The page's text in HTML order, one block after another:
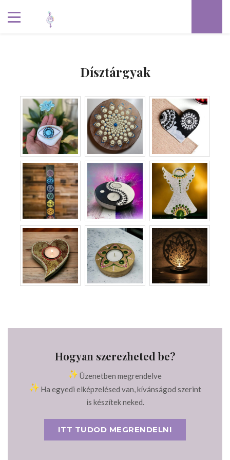
Dísztárgyak
Hogyan szerezheted be?
Üzenetben megrendelve
Ha egyedi elképzelésed van, kívánságod szerint
is készítek neked.
ITT TUDOD MEGRENDELNI